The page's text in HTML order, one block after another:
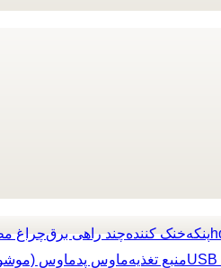
چراغچند راهی برقخنک کنندهپنکه
ماوسماوس پدمنبع تغذیه